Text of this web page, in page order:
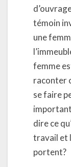
témoin
une
femme
raconter
se faire
dire ce
travail et
portent?